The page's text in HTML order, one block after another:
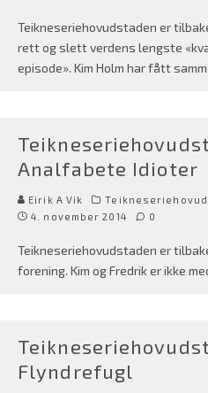
Teikneseriehovudstaden er
rett og slett verdens lengste
episode». Kim Holm har fått
Analfabete Idioter
Eirik A Vik
4. november 2014
0
Teikneseriehovudstaden er
forening. Kim og Fredrik er ikke
Flyndrefugl